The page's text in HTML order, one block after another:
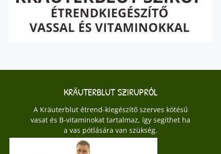
KRÄUTERBLUT SZIRUPRÓL
A Kräuterblut étrend-kiegészítő szerves kötésű
vasat és B-vitaminokat tartalmaz, így segíthet ha
a vas pótlására van szükség.